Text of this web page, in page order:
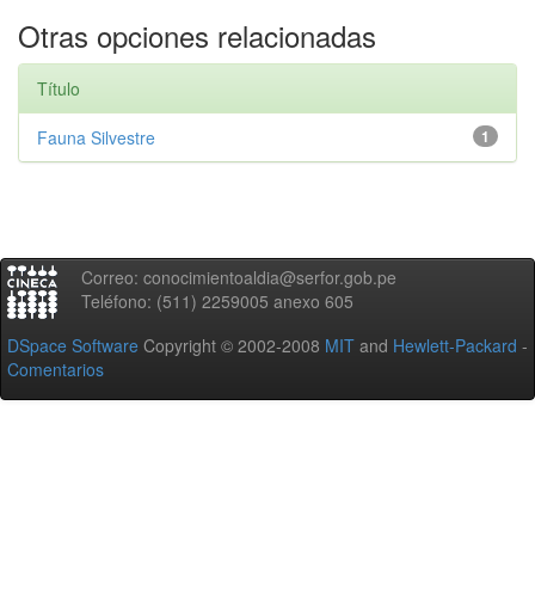
Otras opciones relacionadas
Título
1
Fauna Silvestre
Correo: conocimientoaldia@serfor.gob.pe
Teléfono: (511) 2259005 anexo 605
DSpace Software Copyright © 2002-2008 MIT and Hewlett-Packard -
Comentarios